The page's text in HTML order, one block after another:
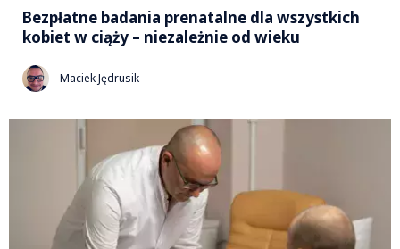
Bezpłatne badania prenatalne dla wszystkich
kobiet w ciąży – niezależnie od wieku
Maciek Jędrusik